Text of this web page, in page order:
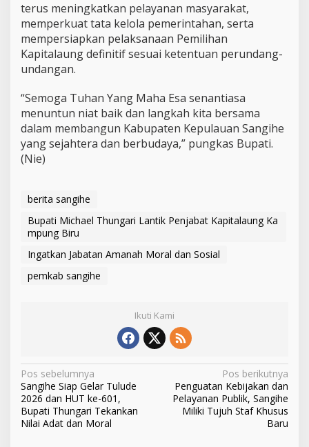
terus meningkatkan pelayanan masyarakat,
memperkuat tata kelola pemerintahan, serta
mempersiapkan pelaksanaan Pemilihan
Kapitalaung definitifsesuai ketentuan perundang-
undangan.
“Semoga Tuhan Yang Maha Esa senantiasa
menuntun niat baik dan langkah kita bersama
dalam membangun Kabupaten Kepulauan Sangihe
yang sejahtera dan berbudaya,” pungkas Bupati.
(Nie)
berita sangihe
Bupati Michael Thungari Lantik Penjabat Kapitalaung Ka
mpung Biru
Ingatkan Jabatan Amanah Moral dan Sosial
pemkab sangihe
Ikuti Kami
N
a
v
i
Pos sebelumnya
Sangihe Siap Gelar Tulude
2026 dan HUT ke-601,
Bupati Thungari Tekankan
Nilai Adat dan Moral
Pos berikutnya
Penguatan Kebijakan dan
Pelayanan Publik, Sangihe
Miliki Tujuh Staf Khusus
Baru